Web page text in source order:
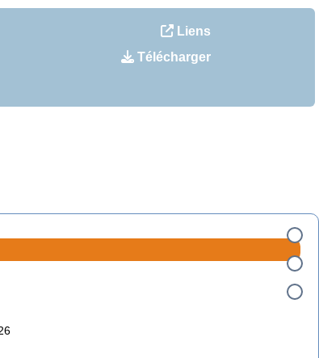
Liens
Télécharger